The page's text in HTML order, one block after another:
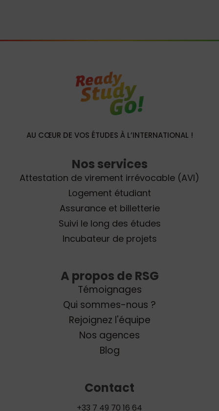
AU CŒUR DE VOS ÉTUDES À L’INTERNATIONAL !
Nos services
Attestation de virement irrévocable (AVI)
Logement étudiant
Assurance et billetterie
Suivi le long des études
Incubateur de projets
A propos de RSG
Témoignages
Qui sommes-nous ?
Rejoignez l'équipe
Nos agences
Blog
Contact
+33 7 49 70 16 64